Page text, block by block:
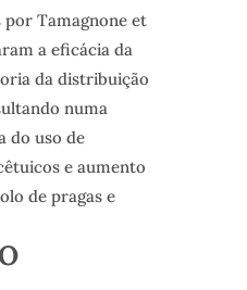
por Tamagnone et
a eficácia da
da distribuição
numa
do uso de
e aumento
de pragas e